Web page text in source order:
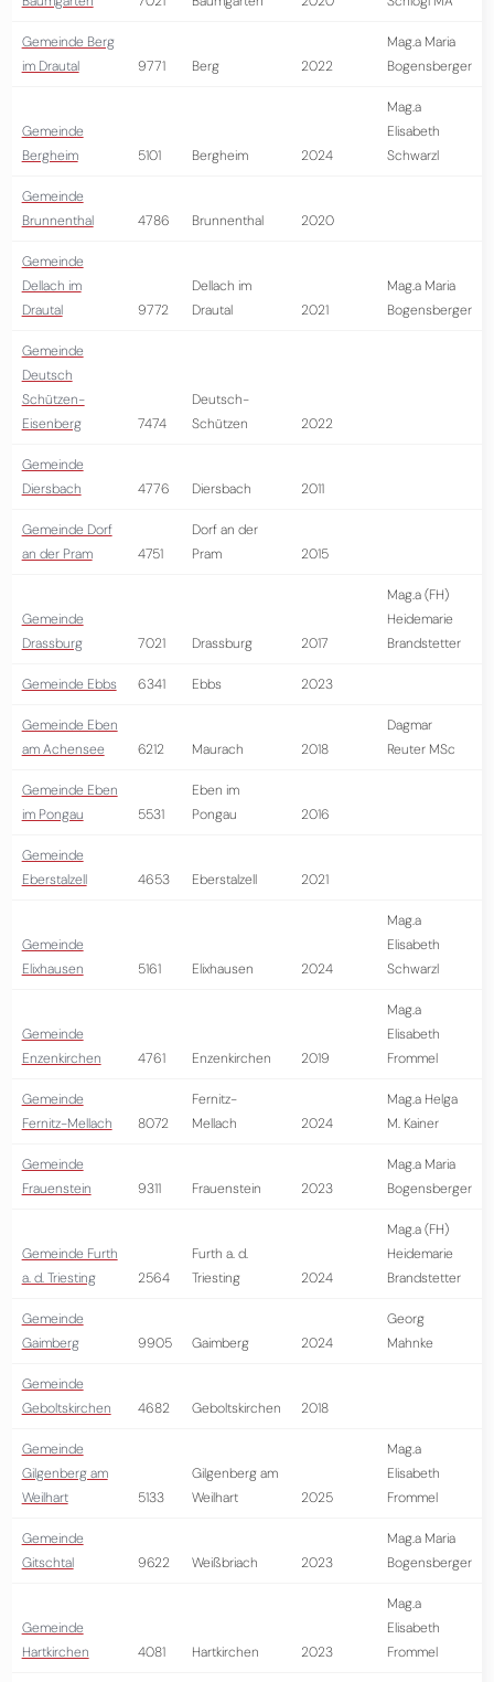
Gemeinde Berg
im Drautal
9771 Berg 2022
Mag.a Maria
Bogensberger
Gemeinde
Bergheim
5101 Bergheim 2024
Mag.a
Elisabeth
Schwarzl
Gemeinde
Brunnenthal
4786 Brunnenthal 2020
Gemeinde
Dellach im
Drautal
9772
Dellach im
Drautal
2021
Mag.a Maria
Bogensberger
Gemeinde
Deutsch
Schützen-
Eisenberg
7474
Deutsch-
Schützen
2022
Gemeinde
Diersbach
4776 Diersbach 2011
Gemeinde Dorf
an der Pram
4751
Dorf an der
Pram
2015
Gemeinde
Drassburg
7021 Drassburg 2017
Mag.a (FH)
Heidemarie
Brandstetter
Gemeinde Ebbs 6341 Ebbs 2023
Gemeinde Eben
am Achensee
6212 Maurach 2018
Dagmar
Reuter MSc
Gemeinde Eben
im Pongau
5531
Eben im
Pongau
2016
Gemeinde
Eberstalzell
4653 Eberstalzell 2021
Gemeinde
Elixhausen
5161 Elixhausen 2024
Mag.a
Elisabeth
Schwarzl
Gemeinde
Enzenkirchen
4761 Enzenkirchen 2019
Mag.a
Elisabeth
Frommel
Gemeinde
Fernitz-Mellach
8072
Fernitz-
Mellach
2024
Mag.a Helga
M. Kainer
Gemeinde
Frauenstein
9311 Frauenstein 2023
Mag.a Maria
Bogensberger
Gemeinde Furth
a. d. Triesting
2564
Furth a. d.
Triesting
2024
Mag.a (FH)
Heidemarie
Brandstetter
Gemeinde
Gaimberg
9905 Gaimberg 2024
Georg
Mahnke
Gemeinde
Geboltskirchen
4682 Geboltskirchen 2018
Gemeinde
Gilgenberg am
Weilhart
5133
Gilgenberg am
Weilhart
2025
Mag.a
Elisabeth
Frommel
Gemeinde
Gitschtal
9622 Weißbriach 2023
Mag.a Maria
Bogensberger
Gemeinde
Hartkirchen
4081 Hartkirchen 2023
Mag.a
Elisabeth
Frommel